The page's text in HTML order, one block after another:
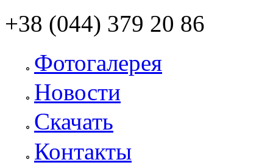
+38 (044) 379 20 86
Фотогалерея
Новости
Скачать
Контакты